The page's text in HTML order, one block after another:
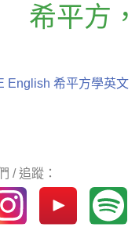
希平方 ，
English 希平方學英文
/ 追蹤：